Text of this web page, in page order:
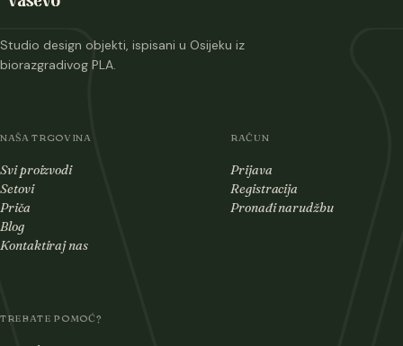
Studio design objekti, ispisani u Osijeku iz
biorazgradivog PLA.
NAŠA TRGOVINA
Svi proizvodi
Setovi
Priča
Blog
Kontaktiraj nas
RAČUN
Prijava
Registracija
Pronađi narudžbu
TREBATE POMOĆ?